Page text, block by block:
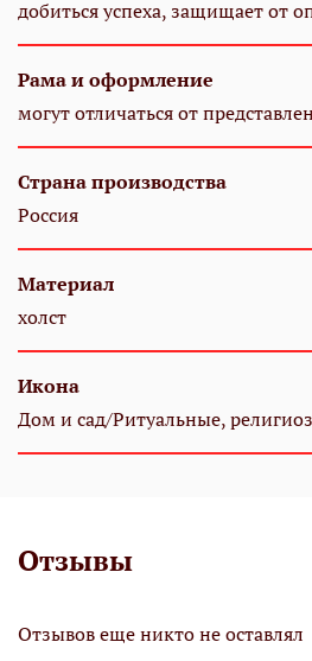
добиться успеха, защищает от
Рама и оформление
могут отличаться от
Страна производства
Россия
Материал
холст
Икона
Дом и сад/Ритуальные,
Отзывы
Отзывов еще никто не оставлял